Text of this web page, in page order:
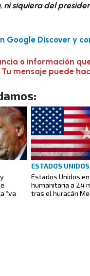
ni siquiera del
Google Discover y
o información
Tu mensaje puede
“va
ESTADOS UNIDOS
Estados Unidos
humanitaria a 24
tras el huracán